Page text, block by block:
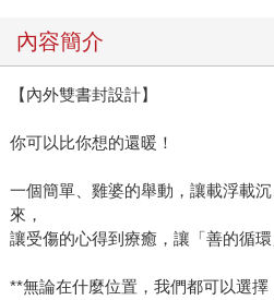
內容簡介
【內外雙書封設計】
你可以比你想的還暖！
一個簡單、雞婆的舉動，讓載浮載
來，
讓受傷的心得到療癒，讓「善的循環
**無論在什麼位置，我們都可以選